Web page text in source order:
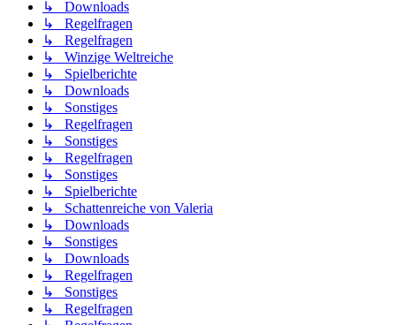
↳ Downloads
↳ Regelfragen
↳ Regelfragen
↳ Winzige Weltreiche
↳ Spielberichte
↳ Downloads
↳ Sonstiges
↳ Regelfragen
↳ Sonstiges
↳ Regelfragen
↳ Sonstiges
↳ Spielberichte
↳ Schattenreiche von Valeria
↳ Downloads
↳ Sonstiges
↳ Downloads
↳ Regelfragen
↳ Sonstiges
↳ Regelfragen